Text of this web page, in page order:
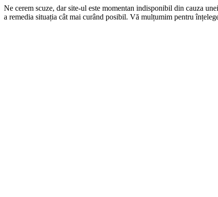
Ne cerem scuze, dar site-ul este momentan indisponibil din cauza
a remedia situația cât mai curând posibil. Vă mulțumim pentru